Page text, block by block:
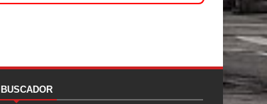
BUSCADOR